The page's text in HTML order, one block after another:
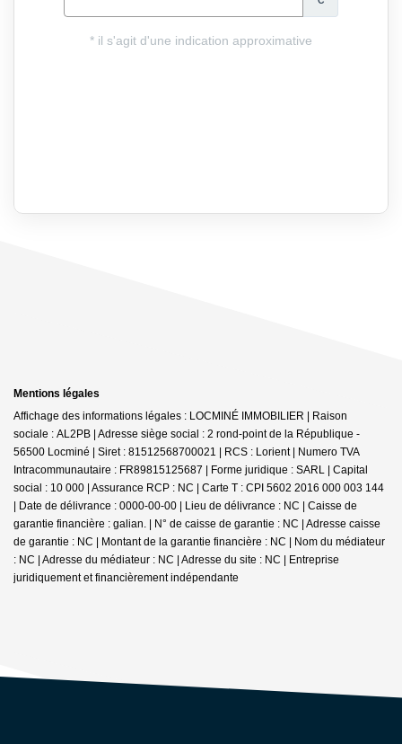
Mentions légales
Affichage des informations légales : LOCMINÉ IMMOBILIER | Raison
sociale : AL2PB | Adresse siège social : 2 rond-point de la République -
56500 Locminé | Siret : 81512568700021 | RCS : Lorient | Numero TVA
Intracommunautaire : FR89815125687 | Forme juridique : SARL | Capital
social : 10 000 | Assurance RCP : NC | Carte T : CPI 5602 2016 000 003 144
| Date de délivrance : 0000-00-00 | Lieu de délivrance : NC | Caisse de
garantie financière : galian. | N° de caisse de garantie : NC | Adresse caisse
de garantie : NC | Montant de la garantie financière : NC | Nom du médiateur
: NC | Adresse du médiateur : NC | Adresse du site : NC | Entreprise
juridiquement et financièrement indépendante